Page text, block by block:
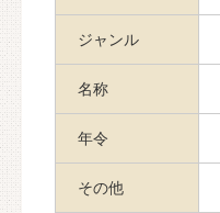
ジャンル
名称
年令
その他